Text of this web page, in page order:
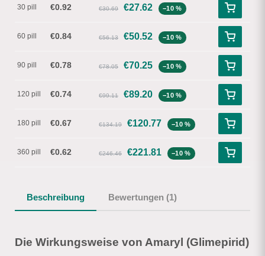
30 pill €0.92 €30.69 €27.62 −10 %
60 pill €0.84 €56.13 €50.52 −10 %
90 pill €0.78 €78.05 €70.25 −10 %
120 pill €0.74 €99.11 €89.20 −10 %
180 pill €0.67 €134.19 €120.77 −10 %
360 pill €0.62 €246.46 €221.81 −10 %
Beschreibung Bewertungen (1)
Die Wirkungsweise von Amaryl (Glimepirid)